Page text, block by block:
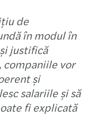
de
în modul în
justifică
companiile vor
și
salariile și să
fi explicată